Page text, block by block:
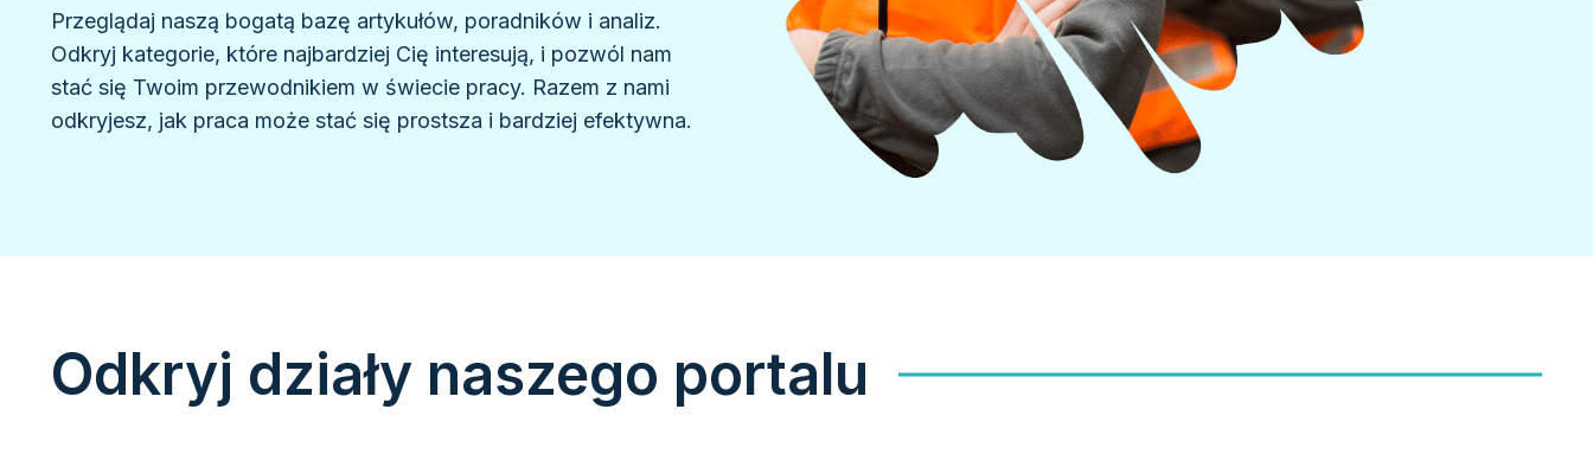
Przeglądaj naszą bogatą bazę artykułów, poradników i analiz.
Odkryj kategorie, które najbardziej Cię interesują, i pozwól nam
stać się Twoim przewodnikiem w świecie pracy. Razem z nami
odkryjesz, jak praca może stać się prostsza i bardziej efektywna.
Odkryj działy naszego portalu